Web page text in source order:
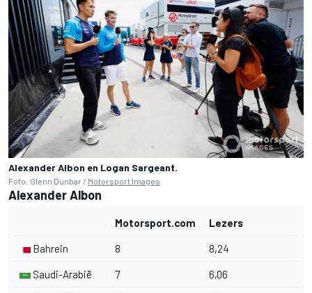
Alexander Albon en Logan Sargeant.
Foto: Glenn Dunbar / Motorsport Images
Alexander Albon
Motorsport.com Lezers
Bahrein 8 8,24
Saudi-Arabië 7 6,06